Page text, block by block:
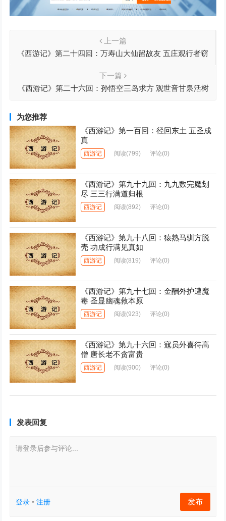
上一篇
《西游记》第二十四回：万寿山大仙留故友 五庄观行者窃
下一篇
《西游记》第二十六回：孙悟空三岛求方 观世音甘泉活树
为您推荐
《西游记》第一百回：径回东土 五圣成
真
西游记 阅读(799) 评论(0)
《西游记》第九十九回：九九数完魔刬
尽 三三行满道归根
西游记 阅读(892) 评论(0)
《西游记》第九十八回：猿熟马驯方脱
壳 功成行满见真如
西游记 阅读(819) 评论(0)
《西游记》第九十七回：金酬外护遭魔
毒 圣显幽魂救本原
西游记 阅读(923) 评论(0)
《西游记》第九十六回：寇员外喜待高
僧 唐长老不贪富贵
西游记 阅读(900) 评论(0)
发表回复
请登录后参与评论...
登录 •注册 发布